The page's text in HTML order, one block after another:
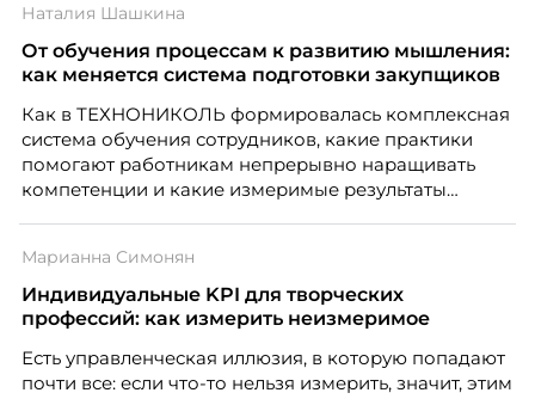
адаптация во многом происходит сама собой, то на
расстоянии она требует осознанного
проектирования — иначе компания рискует
Наталия Шашкина
От обучения процессам к развитию мышления:
как меняется система подготовки закупщиков
Как в ТЕХНОНИКОЛЬ формировалась комплексная
система обучения сотрудников, какие практики
помогают работникам непрерывно наращивать
компетенции и какие измеримые результаты
закупкам направления «Минеральная изоляция»
компании ТЕХНОНИКОЛЬ.
Марианна Симонян
Индивидуальные KPI для творческих
профессий: как измерить неизмеримое
Есть управленческая иллюзия, в которую попадают
почти все: если что-то нельзя измерить, значит, этим